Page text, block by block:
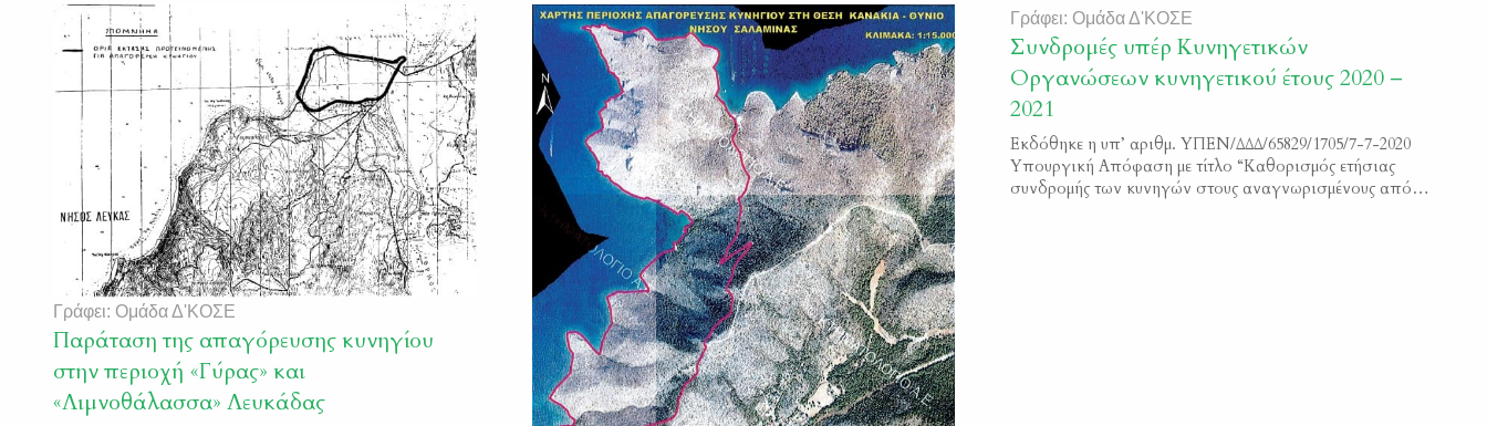
Γράφει: Ομάδα Δ'ΚΟΣΕ
Παράταση της απαγόρευσης κυνηγίου
στην περιοχή «Γύρας» και
«Λιμνοθάλασσα» Λευκάδας
Γράφει: Ομάδα Δ'ΚΟΣΕ
Συνδρομές υπέρ Κυνηγετικών
Οργανώσεων κυνηγετικού έτους 2020 –
2021
Εκδόθηκε η υπ’ αριθμ. ΥΠΕΝ/ΔΔΔ/65829/1705/7-7-2020
Υπουργική Απόφαση με τίτλο “Καθορισμός ετήσιας
συνδρομής των κυνηγών στους αναγνωρισμένους από το